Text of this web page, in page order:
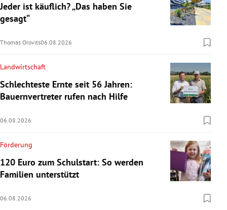
Jeder ist käuflich? „Das haben Sie
gesagt“
Thomas Orovits06.08.2026
Landwirtschaft
Schlechteste Ernte seit 56 Jahren:
Bauernvertreter rufen nach Hilfe
06.08.2026
Förderung
120 Euro zum Schulstart: So werden
Familien unterstützt
06.08.2026